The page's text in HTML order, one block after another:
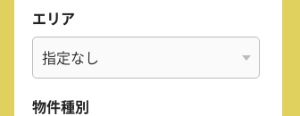
エリア
物件種別